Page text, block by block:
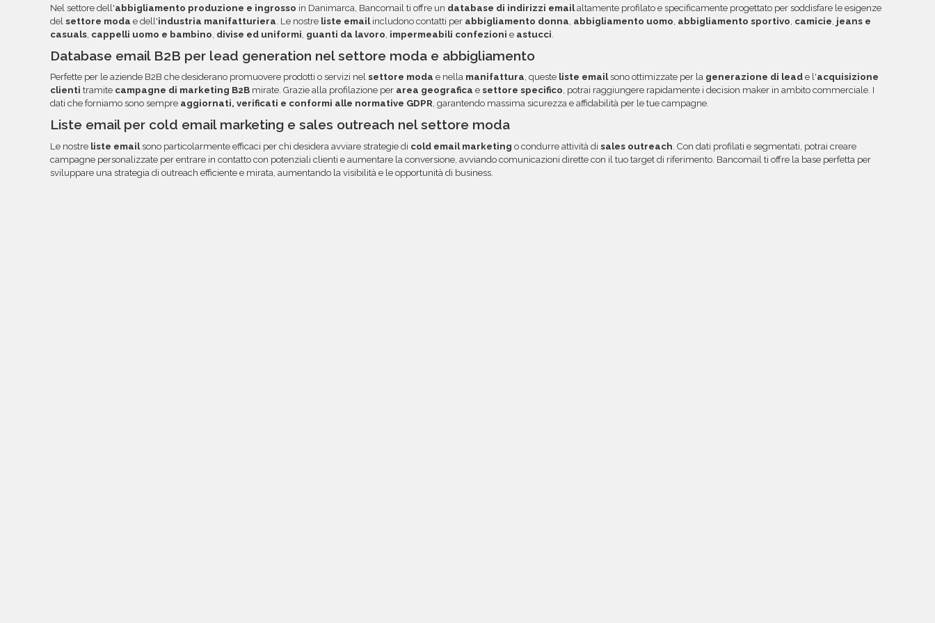
volta pronti, troverai file e documentazione nella tua area riservata, con
link diretto via email.
Nel settore dell'abbigliamento produzione e ingrosso in Danimarca, Bancomail ti offre un database di indirizzi emailaltamente profilato e specificamente progettato per soddisfare le esigenze
del settore moda e dell'industria manifatturiera . Le nostre liste emailincludono contatti per abbigliamento donna abbigliamento uomo abbigliamento sportivo camicie jeans e
casuals cappelli uomo e bambino divise ed uniformi guanti da lavoro impermeabili confezioni e astucci
Database email B2B per lead generation nel settore moda e abbigliamento
Perfette per le aziende B2B che desiderano promuovere prodotti o servizi nel settore moda e nella manifattura, queste liste emailsono ottimizzate per la generazione di lead e l'acquisizione
clienti tramite campagne di marketing B2B mirate. Grazie alla profilazione per area geografica e settore specifico, potrai raggiungere rapidamente i decision maker in ambito commerciale. I
dati che forniamo sono sempre aggiornati, verificati e conformi alle normative GDPR, garantendo massima sicurezza e affidabilità per le tue campagne.
Liste email per cold email marketing e sales outreach nel settore moda
Le nostre liste emailsono particolarmente efficaci per chi desidera avviare strategie di cold email marketing o condurre attività di sales outreach. Con dati profilati e segmentati, potrai creare
campagne personalizzate per entrare in contatto con potenziali clienti e aumentare la conversione, avviando comunicazioni dirette con il tuo target di riferimento. Bancomail ti offre la base perfetta per
sviluppare una strategia di outreach efficiente e mirata, aumentando la visibilità e le opportunità di business.